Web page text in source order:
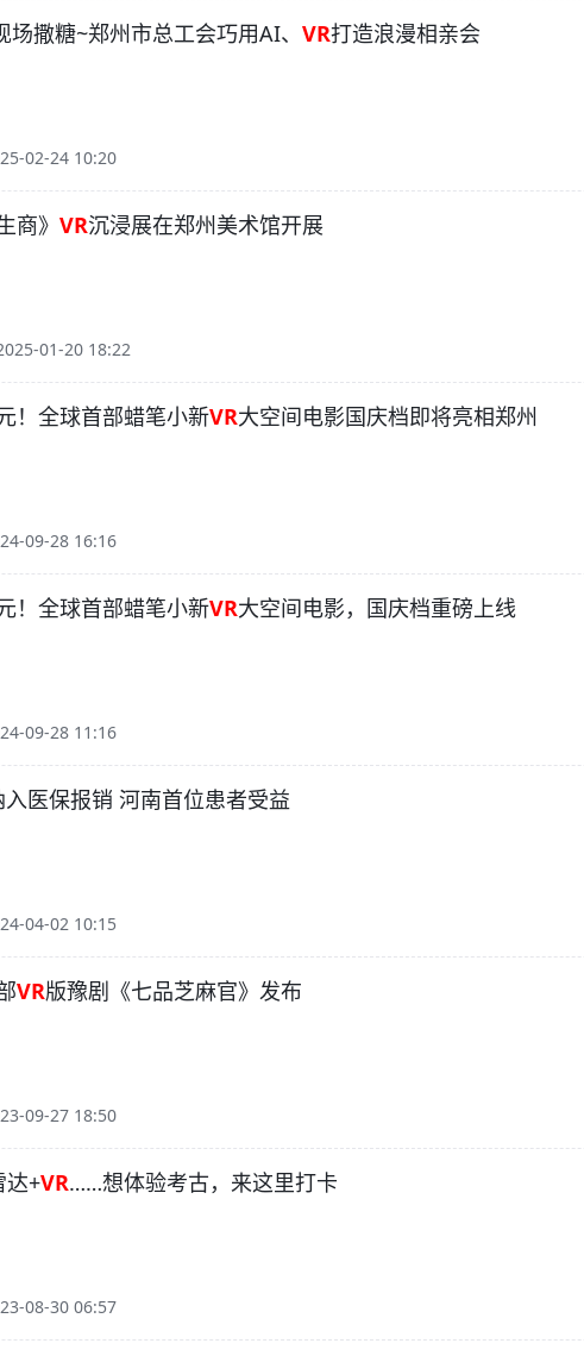
场撒糖~郑州市总工会巧用AI、 VR打造浪漫相亲会
02-24 10:20
商》 VR沉浸展在郑州美术馆开展
01-20 18:22
！全球首部蜡笔小新VR大空间电影国庆档即将亮相郑州
09-28 16:16
！全球首部蜡笔小新VR大空间电影，国庆档重磅上线
09-28 11:16
入医保报销 河南首位患者受益
04-02 10:15
VR版豫剧《七品芝麻官》发布
09-27 18:50
达+VR……想体验考古，来这里打卡
08-30 06:57